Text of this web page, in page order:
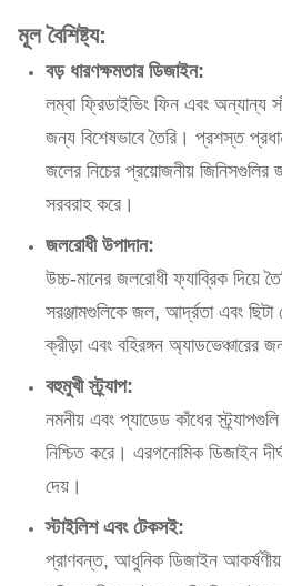
মূল বৈশিষ্ট্য:
বড় ধারণক্ষমতার ডিজাইন:
লম্বা ফ্রিডাইভিং ফিন এবং অন্যান্য
জন্য বিশেষভাবে তৈরি। প্রশস্ত
জলের নিচের প্রয়োজনীয়
সরবরাহ করে।
জলরোধী উপাদান:
উচ্চ-মানের জলরোধী ফ্যাব্রিক দিয়ে
সরঞ্জামগুলিকে জল, আর্দ্রতা এবং
ক্রীড়া এবং বহিরঙ্গন
বহুমুখী স্ট্র্যাপ:
নমনীয় এবং প্যাডেড কাঁধের
নিশ্চিত করে। এরগনোমিক ডিজাইন
দেয়।
স্টাইলিশ এবং টেকসই:
প্রাণবন্ত, আধুনিক ডিজাইন